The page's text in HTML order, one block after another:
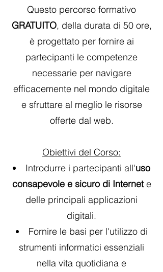
Questo percorso formativo
GRATUITO, della durata di 50 ore,
è progettato per fornire ai
partecipanti le competenze
necessarie per navigare
efficacemente nel mondo digitale
e sfruttare al meglio le risorse
offerte dal web.
Obiettivi del Corso:
Introdurre i partecipanti all'uso
consapevole e sicuro di Internete
delle principali applicazioni
digitali.
Fornire le basi per l'utilizzo di
strumenti informatici essenziali
nella vita quotidiana e